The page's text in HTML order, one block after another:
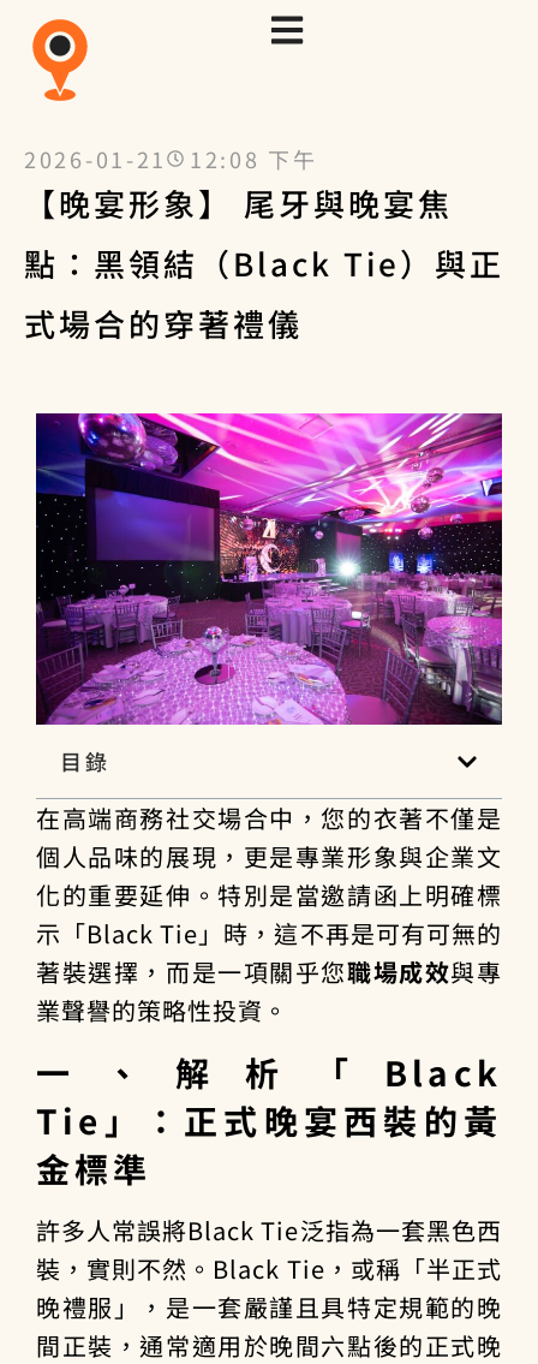
2026-01-21 12:08 下午
【晚宴形象】 尾牙與晚宴焦
點：黑領結（Black Tie）與正
式場合的穿著禮儀
目錄
在高端商務社交場合中，您的衣著不僅是
個人品味的展現，更是專業形象與企業文
化的重要延伸。特別是當邀請函上明確標
示「Black Tie」時，這不再是可有可無的
著裝選擇，而是一項關乎您職場成效與專
業聲譽的策略性投資。
一、解析「Black
Tie」：正式晚宴西裝的黃
金標準
許多人常誤將Black Tie泛指為一套黑色西
裝，實則不然。Black Tie，或稱「半正式
晚禮服」，是一套嚴謹且具特定規範的晚
間正裝，通常適用於晚間六點後的正式晚